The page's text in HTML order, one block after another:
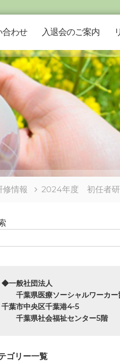
合わせ 入退会のご案内
修情報 2024年度 初任者研
◆一般社団法人
千葉県医療ソーシャルワーカ
千葉市中央区千葉港4-5
千葉県社会福祉センター5階
ゴリー一覧